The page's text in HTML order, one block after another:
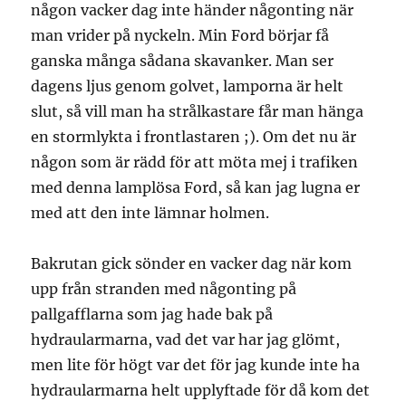
någon vacker dag inte händer någonting när
man vrider på nyckeln. Min Ford börjar få
ganska många sådana skavanker. Man ser
dagens ljus genom golvet, lamporna är helt
slut, så vill man ha strålkastare får man hänga
en stormlykta i frontlastaren ;). Om det nu är
någon som är rädd för att möta mej i trafiken
med denna lamplösa Ford, så kan jag lugna er
med att den inte lämnar holmen.
Bakrutan gick sönder en vacker dag när kom
upp från stranden med någonting på
pallgafflarna som jag hade bak på
hydraularmarna, vad det var har jag glömt,
men lite för högt var det för jag kunde inte ha
hydraularmarna helt upplyftade för då kom det